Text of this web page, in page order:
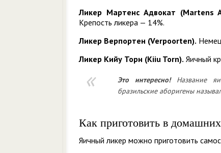
Ликер Мартенс Адвокат (Martens
Крепость ликера — 14%.
Ликер Верпортен (Verpoorten).
Ликер Кийу Торн (Kiiu Torn). Яичный
Это интересно!
Название
бразильские аборигены
Как приготовить в
Яичный ликер можно приготовить